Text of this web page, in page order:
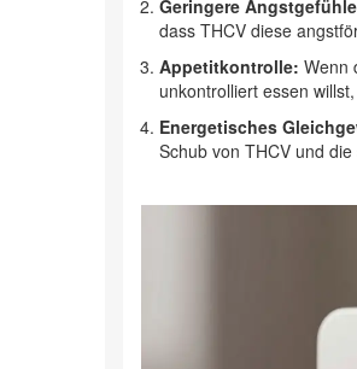
Geringere
dass THCV diese
Appetitkontrolle: Wenn
unkontrolliert essen
Energetisches
Schub von THCV und